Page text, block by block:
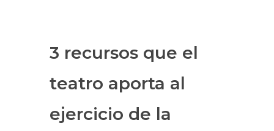
3 recursos que el
teatro aporta al
ejercicio de la